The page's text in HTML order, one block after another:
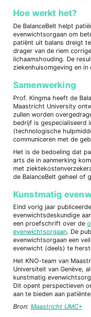
Hoe werkt het?
De BalanceBelt helpt
evenwichtsorgaan om
patiënt uit balans dreigt
drager van de riem
lichaamshouding. De
ziekenhuisomgeving en
Samenwerking
Prof. Kingma heeft de
Maastricht University
zullen worden
bedrijf is gespecialiseerd
(technologische
communiceren met de
Het is de bedoeling dat
arts de in aanmerking
met
de BalanceBelt geheel of
Kunstmatig
Eind vorig jaar
evenwichtsdeskundige
een proefschrift over de
evenwichtsorgaan. De
evenwichtsorgaan een
evenwicht (deels) te
Het KNO-team van
Universiteit van Genève,
kunstmatig
Dit opent perspectieven
aan te bieden aan
Bron: Maastricht UMC+